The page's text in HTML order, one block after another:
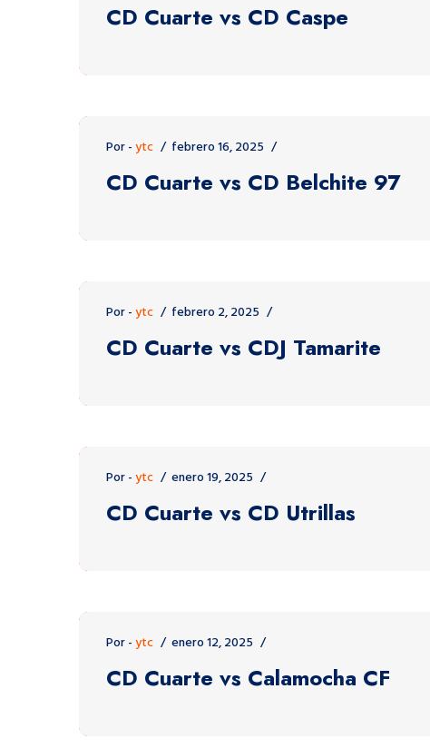
CD Cuarte vs CD Caspe
Por -ytc febrero 16, 2025
CD Cuarte vs CD Belchite 97
Por -ytc febrero 2, 2025
CD Cuarte vs CDJ Tamarite
Por -ytc enero 19, 2025
CD Cuarte vs CD Utrillas
Por -ytc enero 12, 2025
CD Cuarte vs Calamocha CF